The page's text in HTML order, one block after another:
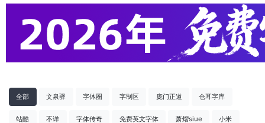
全部 文泉驿 字体圈 字制区 庞门正道 仓耳字库
站酷 不详 字体传奇 免费英文字体 萧熠siue 小米